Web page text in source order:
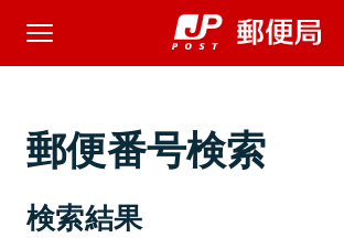
郵便番号検索
検索結果